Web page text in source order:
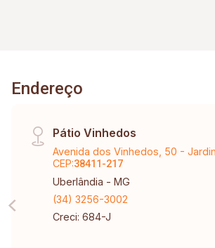
Endereço
Pátio Vinhedos
Avenida dos Vinhedos, 50 -
CEP:38411-217
Uberlândia - MG
(34) 3256-3002
Creci: 684-J